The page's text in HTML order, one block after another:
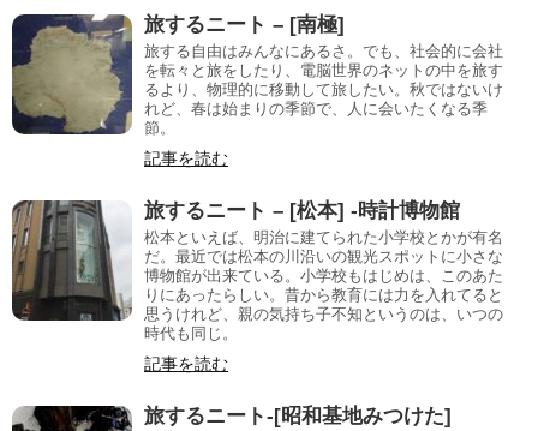
旅するニート – [南極]
旅する自由はみんなにあるさ。でも、社会的に会社
を転々と旅をしたり、電脳世界のネットの中を旅す
るより、物理的に移動して旅したい。秋ではないけ
れど、春は始まりの季節で、人に会いたくなる季
節。
記事を読む
旅するニート – [松本] -時計博物館
松本といえば、明治に建てられた小学校とかが有名
だ。最近では松本の川沿いの観光スポットに小さな
博物館が出来ている。小学校もはじめは、このあた
りにあったらしい。昔から教育には力を入れてると
思うけれど、親の気持ち子不知というのは、いつの
時代も同じ。
記事を読む
旅するニート-[昭和基地みつけた]